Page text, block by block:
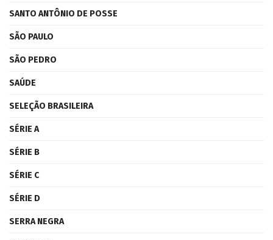
SANTO ANTÔNIO DE POSSE
SÃO PAULO
SÃO PEDRO
SAÚDE
SELEÇÃO BRASILEIRA
SÉRIE A
SÉRIE B
SÉRIE C
SÉRIE D
SERRA NEGRA